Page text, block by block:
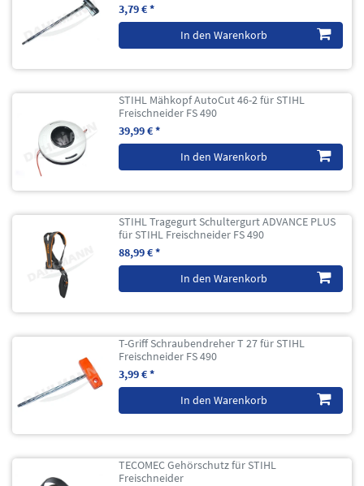
3,79 € *
In den Warenkorb
STIHL Mähkopf AutoCut 46-2 für STIHL
Freischneider FS 490
39,99 € *
In den Warenkorb
STIHL Tragegurt Schultergurt ADVANCE PLUS
für STIHL Freischneider FS 490
88,99 € *
In den Warenkorb
T-Griff Schraubendreher T 27 für STIHL
Freischneider FS 490
3,99 € *
In den Warenkorb
TECOMEC Gehörschutz für STIHL
Freischneider